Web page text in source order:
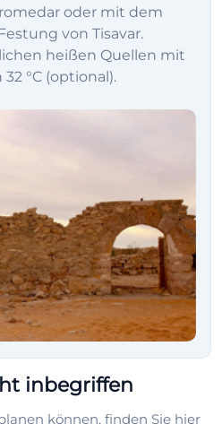
oder mit dem
von Tisavar.
heißen Quellen mit
°C (optional).
inbegriffen
können, finden Sie hier